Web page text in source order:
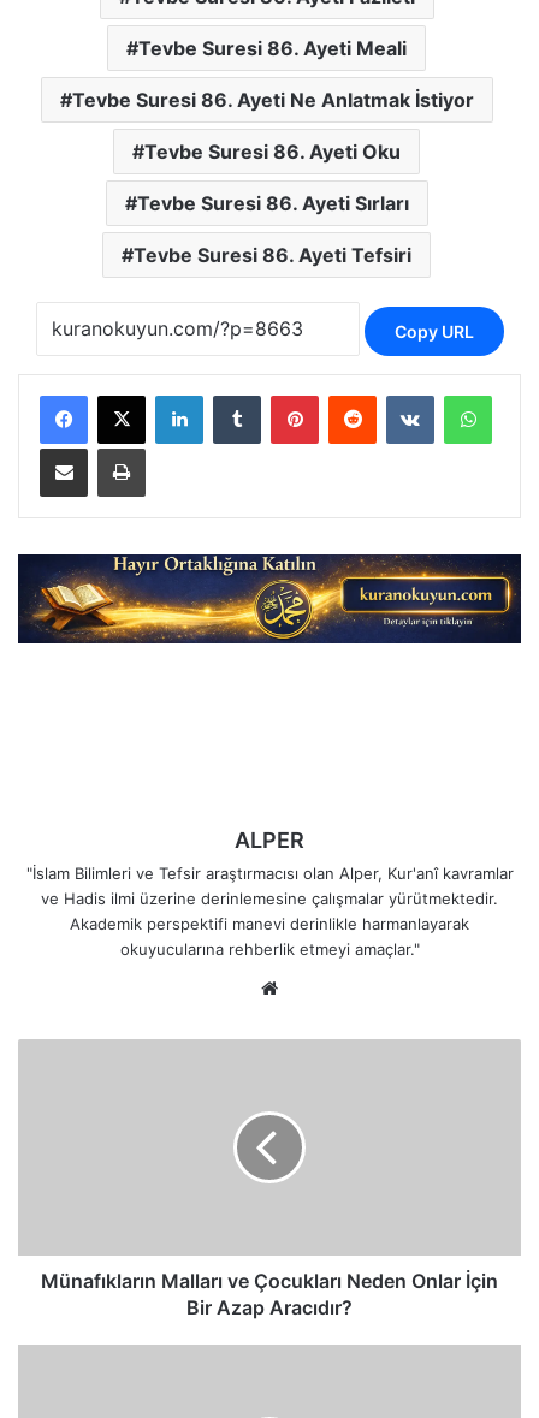
Tevbe Suresi 86. Ayeti Meali
Tevbe Suresi 86. Ayeti Ne Anlatmak İstiyor
Tevbe Suresi 86. Ayeti Oku
Tevbe Suresi 86. Ayeti Sırları
Tevbe Suresi 86. Ayeti Tefsiri
Copy URL
LinkedInTumblr PinterestReddit VKontakte
E-Posta ile paylaş Yazdır
ALPER
"İslam Bilimleri ve Tefsir araştırmacısı olan Alper, Kur'anî kavramlar
ve Hadis ilmi üzerine derinlemesine çalışmalar yürütmektedir.
Akademik perspektifi manevi derinlikle harmanlayarak
okuyucularına rehberlik etmeyi amaçlar."
Azap
Aracıdır?
Münafıkların Malları ve Çocukları Neden Onlar İçin
Bir Azap Aracıdır?